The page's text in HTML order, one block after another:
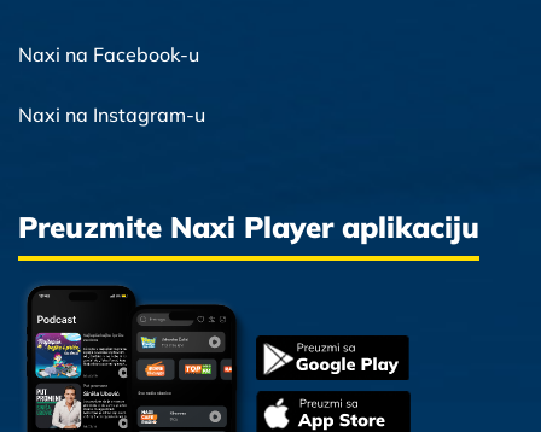
Naxi na Facebook-u
Naxi na Instagram-u
Preuzmite Naxi Player aplikaciju